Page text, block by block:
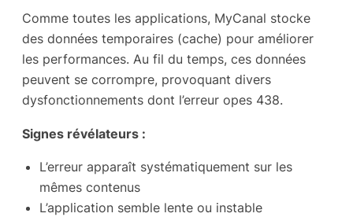
Comme toutes les applications, MyCanal stocke
des données temporaires (cache) pour améliorer
les performances. Au fil du temps, ces données
peuvent se corrompre, provoquant divers
dysfonctionnements dont l’erreur opes 438.
Signes révélateurs :
L’erreur apparaît systématiquement sur les
mêmes contenus
L’application semble lente ou instable